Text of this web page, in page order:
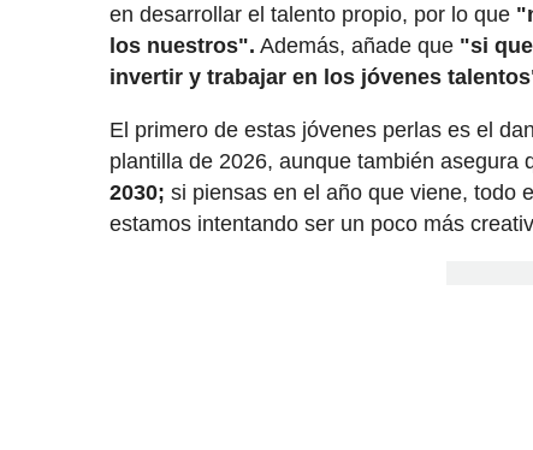
en desarrollar el talento propio, por lo que
los nuestros". Además, añade que "si
invertir y trabajar en los jóvenes
El primero de estas jóvenes perlas es el
plantilla de 2026, aunque también asegura
2030; si piensas en el año que viene, todo
estamos intentando ser un poco más